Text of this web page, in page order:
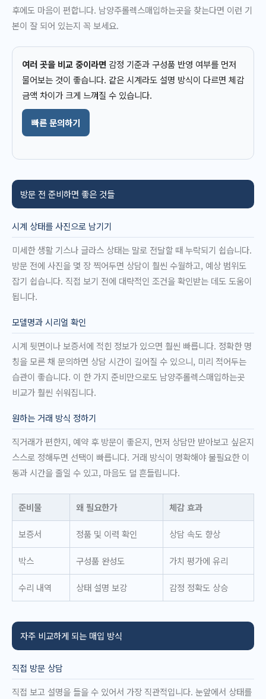
후에도 마음이 편합니다. 남양주롤렉스매입하는곳을 찾는다면 이런 기
본이 잘 되어 있는지 꼭 보세요.
여러 곳을 비교 중이라면 감정 기준과 구성품 반영 여부를 먼저
물어보는 것이 좋습니다. 같은 시계라도 설명 방식이 다르면 체감
금액 차이가 크게 느껴질 수 있습니다.
빠른 문의하기
방문 전 준비하면 좋은 것들
시계 상태를 사진으로 남기기
미세한 생활 기스나 글라스 상태는 말로 전달할 때 누락되기 쉽습니다.
방문 전에 사진을 몇 장 찍어두면 상담이 훨씬 수월하고, 예상 범위도
잡기 쉽습니다. 직접 보기 전에 대략적인 조건을 확인받는 데도 도움이
됩니다.
모델명과 시리얼 확인
시계 뒷면이나 보증서에 적힌 정보가 있으면 훨씬 빠릅니다. 정확한 명
칭을 모른 채 문의하면 상담 시간이 길어질 수 있으니, 미리 적어두는
습관이 좋습니다. 이 한 가지 준비만으로도 남양주롤렉스매입하는곳
비교가 훨씬 쉬워집니다.
원하는 거래 방식 정하기
직거래가 편한지, 예약 후 방문이 좋은지, 먼저 상담만 받아보고 싶은지
스스로 정해두면 선택이 빠릅니다. 거래 방식이 명확해야 불필요한 이
동과 시간을 줄일 수 있고, 마음도 덜 흔들립니다.
준비물 왜 필요한가 체감 효과
보증서 정품 및 이력 확인 상담 속도 향상
박스 구성품 완성도 가치 평가에 유리
수리 내역 상태 설명 보강 감정 정확도 상승
자주 비교하게 되는 매입 방식
직접 방문 상담
직접 보고 설명을 들을 수 있어서 가장 직관적입니다. 눈앞에서 상태를